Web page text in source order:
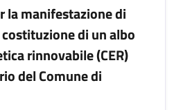
la manifestazione di
di un albo
rinnovabile (CER)
del Comune di